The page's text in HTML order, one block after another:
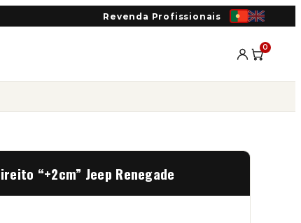
Revenda Profissionais
0
“+2cm” Jeep Renegade